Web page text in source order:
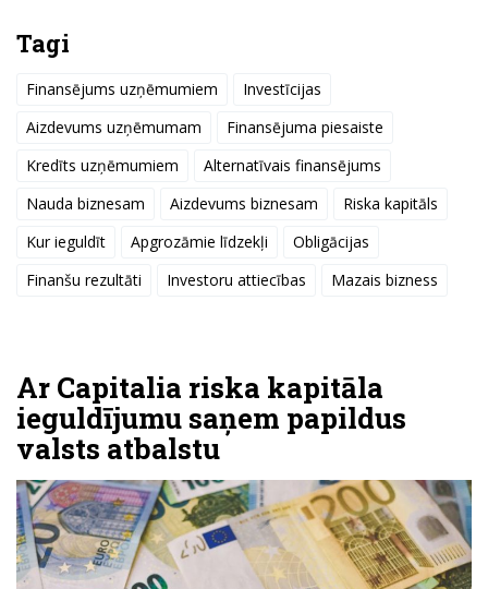
Ar Capitalia riska kapitāla
ieguldījumu saņem papildus
valsts atbalstu
Tagi
Finansējums uzņēmumiem
Investīcijas
Aizdevums uzņēmumam
Finansējuma piesaiste
Kredīts uzņēmumiem
Alternatīvais finansējums
Nauda biznesam
Aizdevums biznesam
Riska kapitāls
Kur ieguldīt
Apgrozāmie līdzekļi
Obligācijas
Finanšu rezultāti
Investoru attiecības Mazais bizness